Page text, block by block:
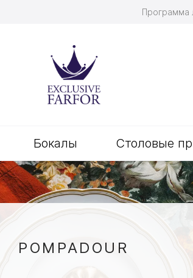
Программа
Бокалы Столовые
POMPADOUR